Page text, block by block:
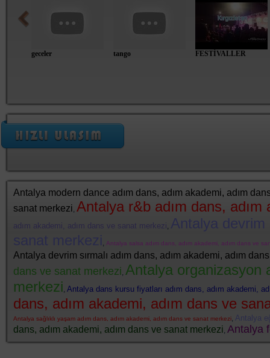
geceler tango FESTİVALLER
Antalya modern dance adım dans, adım akademi, adım
sanat merkezi, Antalya r&b adım dans,
adım akademi, adım dans ve sanat merkezi, Antalya devrim
, Antalya salsa adım dans, adım akademi, adım dans ve
Antalya devrim sırmalı adım dans, adım akademi, adım
dans ve sanat merkezi, Antalya organizasyon
merkezi, Antalya dans kursu fiyatları adım dans, adım akademi,
dans, adım akademi, adım dans ve
Antalya sağlıklı yaşam adım dans, adım akademi, adım dans ve sanat merkezi, Antalya
dans, adım akademi, adım dans ve sanat merkezi, Antalya